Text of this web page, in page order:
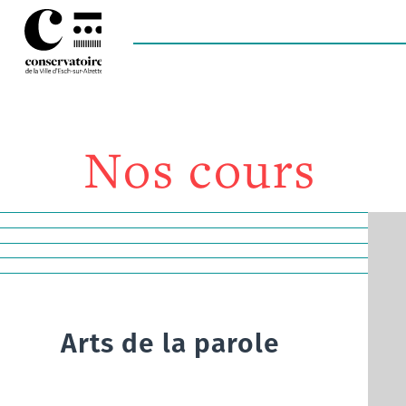
Nos cours
Arts de la parole